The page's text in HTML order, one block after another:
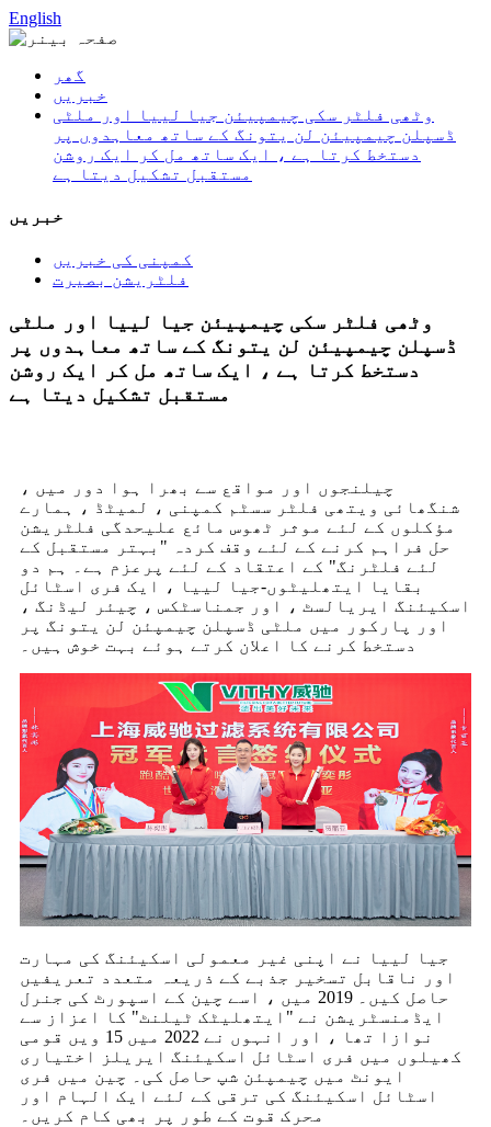
English
گھر
خبریں
وٹھی فلٹر سکی چیمپیئن جیا لییا اور ملٹی
ڈسپلن چیمپیئن لن یتونگ کے ساتھ معاہدوں پر
دستخط کرتا ہے ، ایک ساتھ مل کر ایک روشن
مستقبل تشکیل دیتا ہے
خبریں
کمپنی کی خبریں
فلٹریشن بصیرت
وٹھی فلٹر سکی چیمپیئن جیا لییا اور ملٹی
ڈسپلن چیمپیئن لن یتونگ کے ساتھ معاہدوں پر
دستخط کرتا ہے ، ایک ساتھ مل کر ایک روشن
مستقبل تشکیل دیتا ہے
چیلنجوں اور مواقع سے بھرا ہوا دور میں ،
شنگھائی ویتھی فلٹر سسٹم کمپنی ، لمیٹڈ ، ہمارے
مؤکلوں کے لئے موثر ٹھوس مائع علیحدگی فلٹریشن
حل فراہم کرنے کے لئے وقف کردہ "بہتر مستقبل کے
لئے فلٹرنگ" کے اعتقاد کے لئے پرعزم ہے۔ ہم دو
بقایا ایتھلیٹوں-جیا لییا ، ایک فری اسٹائل
اسکیئنگ ایریالسٹ ، اور جمناسٹکس ، چیئر لیڈنگ ،
اور پارکور میں ملٹی ڈسپلن چیمپئن لن یتونگ پر
دستخط کرنے کا اعلان کرتے ہوئے بہت خوش ہیں۔
جیا لییا نے اپنی غیر معمولی اسکیئنگ کی مہارت
اور ناقابل تسخیر جذبے کے ذریعہ متعدد تعریفیں
حاصل کیں۔ 2019 میں ، اسے چین کے اسپورٹ کی جنرل
ایڈمنسٹریشن نے "ایتھلیٹک ٹیلنٹ" کا اعزاز سے
نوازا تھا ، اور انہوں نے 2022 میں 15 ویں قومی
کھیلوں میں فری اسٹائل اسکیئنگ ایریلز اختیاری
ایونٹ میں چیمپئن شپ حاصل کی۔ چین میں فری
اسٹائل اسکیئنگ کی ترقی کے لئے ایک الہام اور
محرک قوت کے طور پر بھی کام کریں۔